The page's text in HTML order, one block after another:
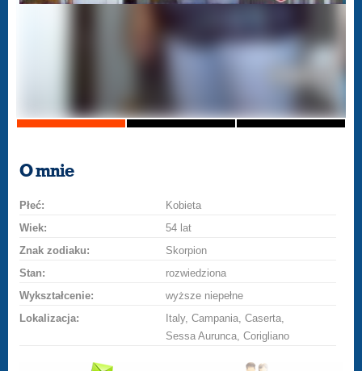
O mnie
Płeć:
Kobieta
Wiek:
54 lat
Znak zodiaku:
Skorpion
Stan:
rozwiedziona
Wykształcenie:
wyższe niepełne
Lokalizacja:
Italy, Campania, Caserta,
Sessa Aurunca, Corigliano